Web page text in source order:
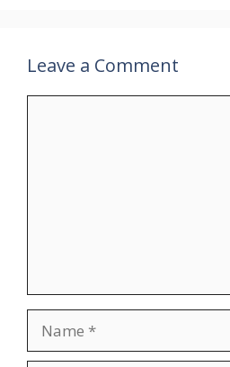
Leave a Comment